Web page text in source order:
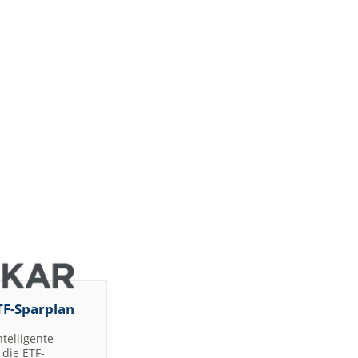
Sparplan
ETF-